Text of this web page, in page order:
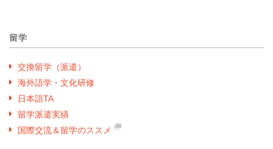
留学
交換留学（派遣）
海外語学・文化研修
日本語TA
留学派遣実績
国際交流＆留学のススメ